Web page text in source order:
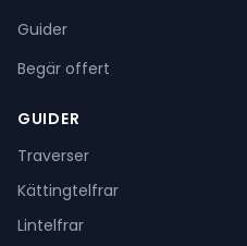
Guider
Begär offert
GUIDER
Traverser
Kättingtelfrar
Lintelfrar